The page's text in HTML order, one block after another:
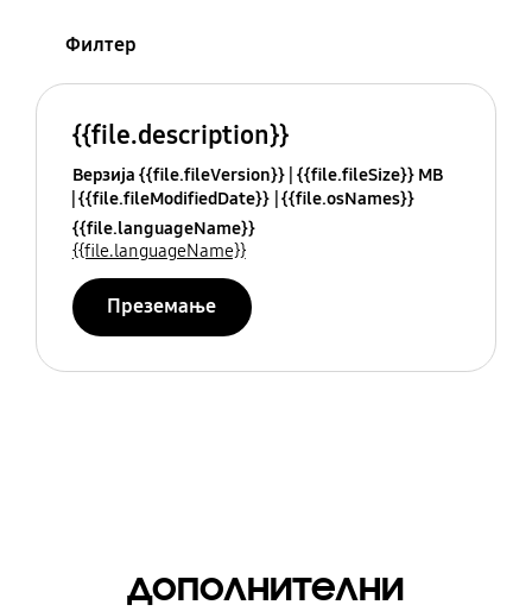
Филтер
{{file.description}}
Верзија {{file.fileVersion}} {{file.fileSize}} MB
{{file.fileModifiedDate}} {{file.osNames}}
{{file.languageName}}
{{file.languageName}}
Преземање
дополнителни